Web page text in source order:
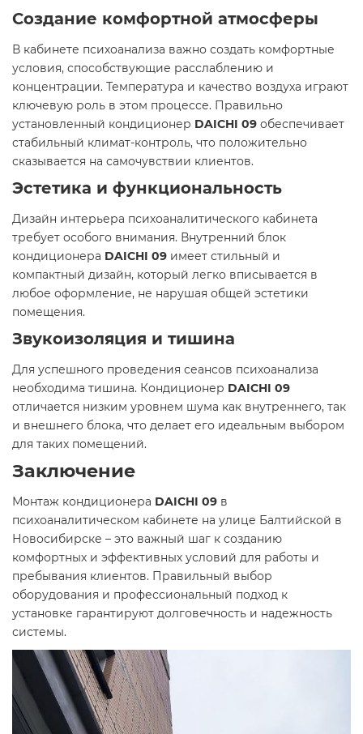
Создание комфортной атмосферы
В кабинете психоанализа важно создать комфортные
условия, способствующие расслаблению и
концентрации. Температура и качество воздуха играют
ключевую роль в этом процессе. Правильно
установленный кондиционер DAICHI 09 обеспечивает
стабильный климат-контроль, что положительно
сказывается на самочувствии клиентов.
Эстетика и функциональность
Дизайн интерьера психоаналитического кабинета
требует особого внимания. Внутренний блок
кондиционера DAICHI 09 имеет стильный и
компактный дизайн, который легко вписывается в
любое оформление, не нарушая общей эстетики
помещения.
Звукоизоляция и тишина
Для успешного проведения сеансов психоанализа
необходима тишина. Кондиционер DAICHI 09
отличается низким уровнем шума как внутреннего, так
и внешнего блока, что делает его идеальным выбором
для таких помещений.
Заключение
Монтаж кондиционера DAICHI 09 в
психоаналитическом кабинете на улице Балтийской в
Новосибирске – это важный шаг к созданию
комфортных и эффективных условий для работы и
пребывания клиентов. Правильный выбор
оборудования и профессиональный подход к
установке гарантируют долговечность и надежность
системы.